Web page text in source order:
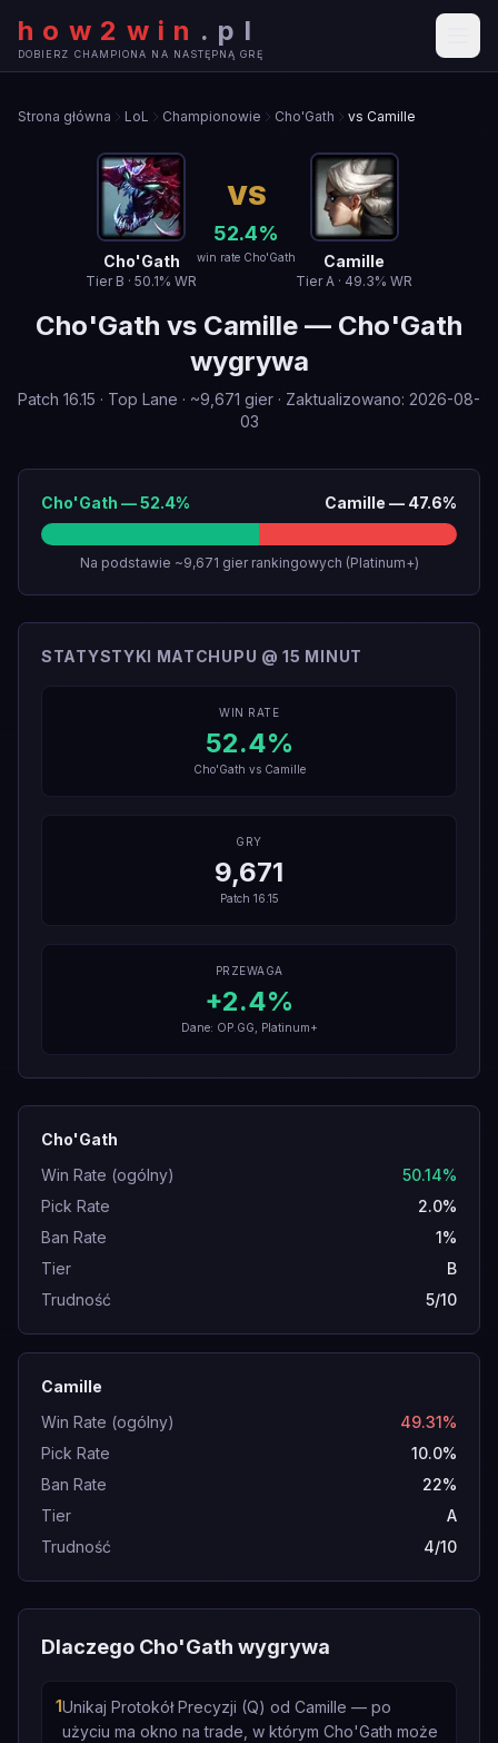
how2win . pl
DOBIERZ CHAMPIONA NA NASTĘPNĄ GRĘ
Strona główna LoL Championowie Cho'Gath vs Camille
Cho'Gath
Tier B · 50.1% WR
VS
52.4%
win rate Cho'Gath Camille
TierA · 49.3% WR
Cho'Gath vs Camille — Cho'Gath
wygrywa
Patch 16.15 · Top Lane · ~9,671 gier · Zaktualizowano: 2026-08-
03
Cho'Gath —52.4% Camille — 47.6%
Na podstawie ~9,671 gier rankingowych (Platinum+)
STATYSTYKI MATCHUPU @ 15 MINUT
WIN RATE
52.4%
Cho'Gath vs Camille
GRY
9,671
Patch 16.15
PRZEWAGA
+2.4%
Dane: OP.GG, Platinum+
Cho'Gath
Win Rate (ogólny)
50.14%
Pick Rate
2.0%
Ban Rate
1%
Tier
B
Trudność
5/10
Camille
Win Rate (ogólny)
49.31%
Pick Rate
10.0%
Ban Rate
22%
Tier
A
Trudność
4/10
Dlaczego Cho'Gath wygrywa
1Unikaj Protokół Precyzji (Q) od Camille — po
użyciu ma okno na trade, w którym Cho'Gath może